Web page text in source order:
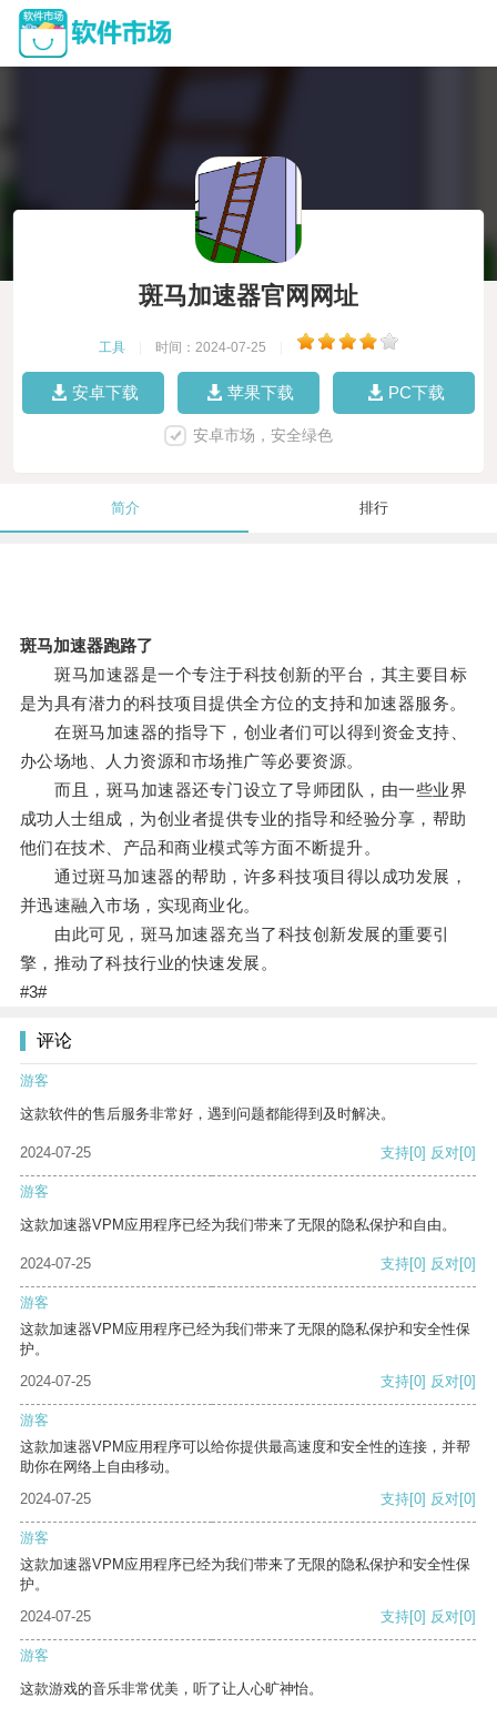
斑马加速器官网网址
工具 时间：2024-07-25
安卓下载 苹果下载 PC下载
安卓市场，安全绿色
简介 排行
斑马加速器跑路了
斑马加速器是一个专注于科技创新的平台，其主要目标
是为具有潜力的科技项目提供全方位的支持和加速器服务。
在斑马加速器的指导下，创业者们可以得到资金支持、
办公场地、人力资源和市场推广等必要资源。
而且，斑马加速器还专门设立了导师团队，由一些业界
成功人士组成，为创业者提供专业的指导和经验分享，帮助
他们在技术、产品和商业模式等方面不断提升。
通过斑马加速器的帮助，许多科技项目得以成功发展，
并迅速融入市场，实现商业化。
由此可见，斑马加速器充当了科技创新发展的重要引
擎，推动了科技行业的快速发展。
#3#
评论
游客
这款软件的售后服务非常好，遇到问题都能得到及时解决。
2024-07-25 支持[0] 反对[0]
游客
这款加速器VPM应用程序已经为我们带来了无限的隐私保护和自由。
2024-07-25 支持[0] 反对[0]
游客
这款加速器VPM应用程序已经为我们带来了无限的隐私保护和安全性保
护。
2024-07-25
支持[0] 反对[0]
游客
这款加速器VPM应用程序可以给你提供最高速度和安全性的连接，并帮
助你在网络上自由移动。
2024-07-25
支持[0] 反对[0]
游客
这款加速器VPM应用程序已经为我们带来了无限的隐私保护和安全性保
护。
2024-07-25
支持[0] 反对[0]
游客
这款游戏的音乐非常优美，听了让人心旷神怡。